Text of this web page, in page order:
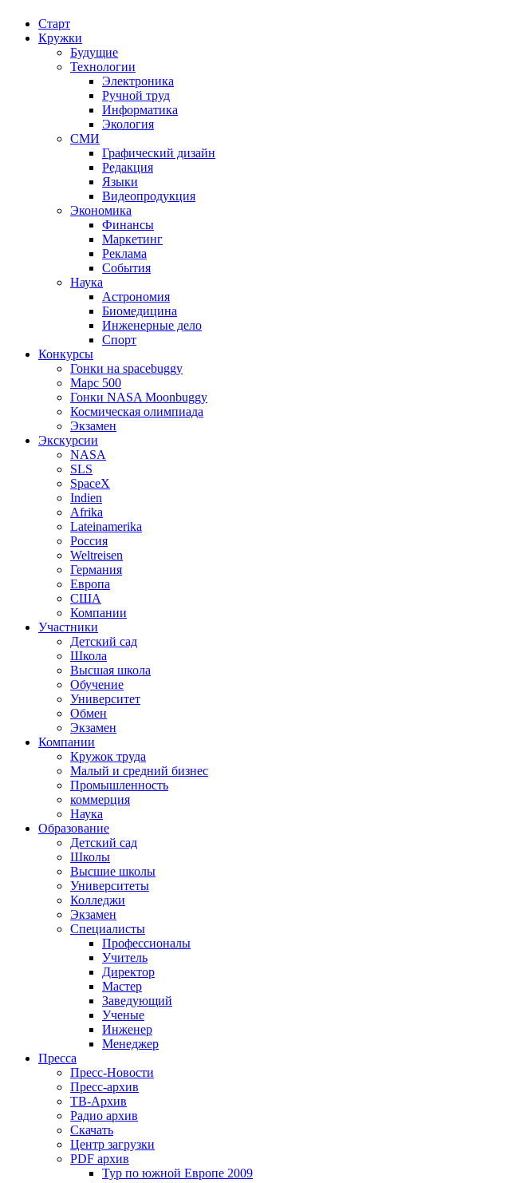
Старт
Кружки
Будущие
Технологии
Электроника
Ручной труд
Информатика
Экология
СМИ
Графический дизайн
Редакция
Языки
Видеопродукция
Экономика
Финансы
Маркетинг
Реклама
События
Наука
Астрономия
Биомедицина
Инженерные дело
Спорт
Конкурсы
Гонки на spacebuggy
Марс 500
Гонки NASA Moonbuggy
Космическая олимпиада
Экзамен
Экскурсии
NASA
SLS
SpaceX
Indien
Afrika
Lateinamerika
Россия
Weltreisen
Германия
Европа
США
Компании
Участники
Детский сад
Школа
Высшая школа
Обучение
Университет
Обмен
Экзамен
Компании
Кружок труда
Малый и средний бизнес
Промышленность
коммерция
Наука
Образование
Детский сад
Школы
Высшие школы
Университеты
Колледжи
Экзамен
Специалисты
Профессионалы
Учитель
Директор
Мастер
Заведующий
Ученые
Инженер
Менеджер
Пресса
Пресс-Новости
Пресс-архив
ТВ-Архив
Радио архив
Скачать
Центр загрузки
PDF архив
Тур по южной Европе 2009